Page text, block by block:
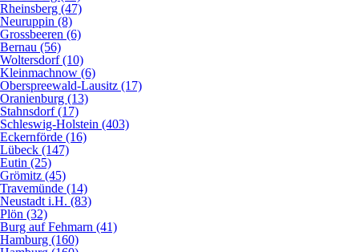
Rheinsberg (47)
Neuruppin (8)
Grossbeeren (6)
Bernau (56)
Woltersdorf (10)
Kleinmachnow (6)
Oberspreewald-Lausitz (17)
Oranienburg (13)
Stahnsdorf (17)
Schleswig-Holstein (403)
Eckernförde (16)
Lübeck (147)
Eutin (25)
Grömitz (45)
Travemünde (14)
Neustadt i.H. (83)
Plön (32)
Burg auf Fehmarn (41)
Hamburg (160)